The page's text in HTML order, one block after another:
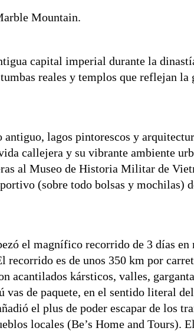
Mountain.
capital imperial durante la
reales y templos que reflejan la
lagos pintorescos y
callejera y su vibrante ambiente
al Museo de Historia Militar de
(sobre todo bolsas y mochilas)
el magnífico recorrido de 3 días en
es de unos 350 km por
acantilados kársticos, valles,
de paquete, en el sentido literal
el plus de poder escapar de los
locales (Be’s Home and Tours). El